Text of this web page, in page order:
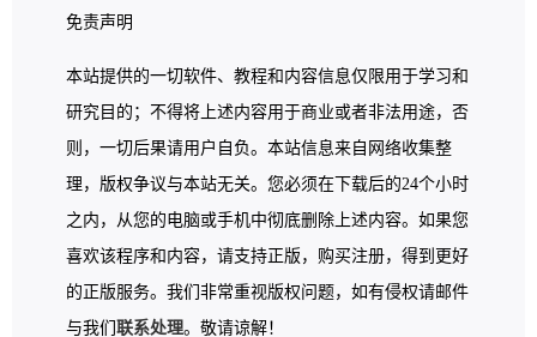
免责声明
本站提供的一切软件、教程和内容信息仅限用于学习和
研究目的；不得将上述内容用于商业或者非法用途，否
则，一切后果请用户自负。本站信息来自网络收集整
理，版权争议与本站无关。您必须在下载后的24个小时
之内，从您的电脑或手机中彻底删除上述内容。如果您
喜欢该程序和内容，请支持正版，购买注册，得到更好
的正版服务。我们非常重视版权问题，如有侵权请邮件
与我们 联系处理。敬请谅解！